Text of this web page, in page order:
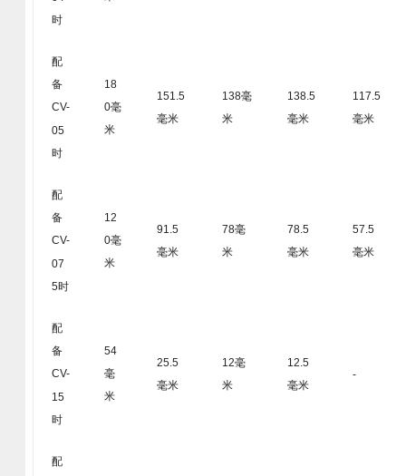
时
配
备
CV-
05
时
18
0毫
米
151.5
毫米
138毫
米
138.5
毫米
117.5
毫米
配
备
CV-
07
5时
12
0毫
米
91.5
毫米
78毫
米
78.5
毫米
57.5
毫米
配
备
CV-
15
时
54
毫
米
25.5
毫米
12毫
米
12.5
毫米
-
配